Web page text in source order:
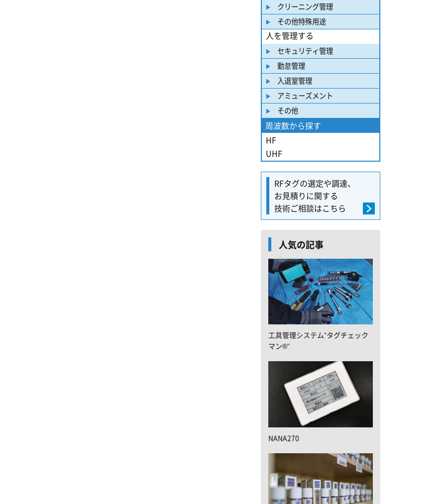
クリーニング管理
その他特殊用途
人を管理する
セキュリティ管理
勤怠管理
入退室管理
アミューズメント
その他
周波数から探す
HF
UHF
RFタグの選定や調達、
お見積りに関する
技術ご相談はこちら
人気の記事
工具管理システム”タグチェック
マン®”
NANA270